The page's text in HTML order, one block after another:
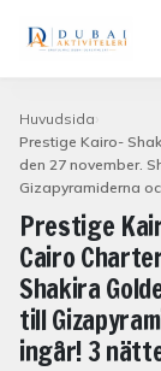
Huvudsida
Prestige Kairo-
den 27 november.
Gizapyramiderna
Prestige
Cairo
Shakira
till
ingår! 3